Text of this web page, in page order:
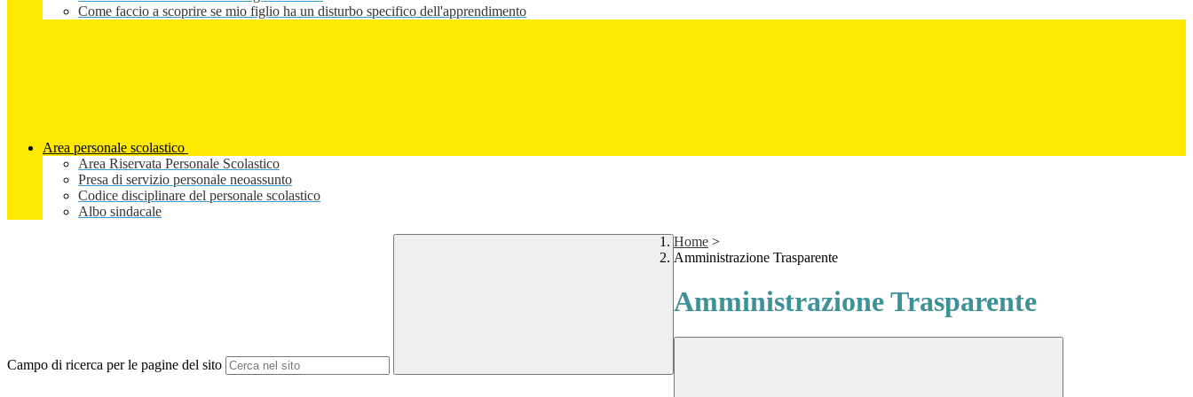
Come faccio a scoprire se mio figlio ha un disturbo specifico dell'apprendimento
Area personale scolastico
Area Riservata Personale Scolastico
Presa di servizio personale neoassunto
Codice disciplinare del personale scolastico
Albo sindacale
Campo di ricerca per le pagine del sito
Home >
Amministrazione Trasparente
Amministrazione Trasparente